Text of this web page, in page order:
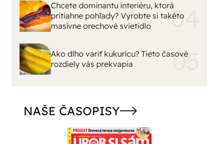
Chcete dominantu interiéru, ktorá
pritiahne pohľady? Vyrobte si takéto
masívne orechové svietidlo
Ako dlho variť kukuricu? Tieto časové
rozdiely vás prekvapia
NAŠE ČASOPISY